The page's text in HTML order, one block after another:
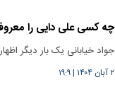
چه کسی علی دایی را
جواد خیابانی یک بار دیگر
۲ آبان ۱۴۰۴ |۱۹:۹